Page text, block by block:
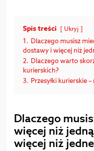
Spis treści Ukryj
1. Dlaczego musisz
dostawy i więcej niż
2. Dlaczego warto
kurierskich?
3. Przesyłki kurierskie
Dlaczego
więcej niż
więcej niż